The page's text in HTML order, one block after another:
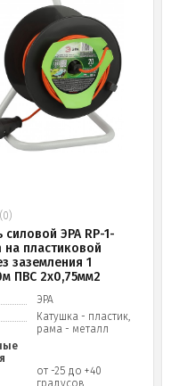
(0)
силовой ЭРА RP-1-
на пластиковой
заземления 1
ПВС 2х0,75мм2
ЭРА
Катушка - пластик,
рама - металл
от -25 до +40
градусов